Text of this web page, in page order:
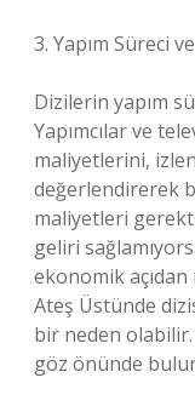
3. Yapım Süreci
Dizilerin yapım
Yapımcılar ve
maliyetlerini,
değerlendirerek
maliyetleri
geliri
ekonomik açıdan
Ateş Üstünde
bir neden olabilir.
göz önünde